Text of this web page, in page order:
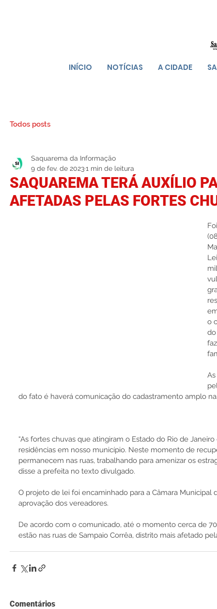
INÍCIO NOTÍCIAS A CIDADE
Todos posts
SAQUAREMA TERÁ AUXÍLIO
AFETADAS PELAS FORTES
Saquarema da Informação
9 de fev. de 20231 min de leitura
o
do
do fato é haverá comunicação do cadastramento amplo
“As fortes chuvas que atingiram o Estado do Rio de
residências em nosso município. Neste momento de
permanecem nas ruas, trabalhando para amenizar os
disse a prefeita no texto divulgado.
O projeto de lei foi encaminhado para a Câmara Municipal
aprovação dos vereadores.
De acordo com o comunicado, até o momento cerca de
estão nas ruas de Sampaio Corrêa, distrito mais afetado
Comentários